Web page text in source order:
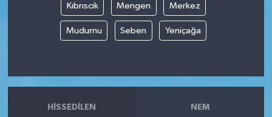
Kıbrıscık Mengen Merkez
Mudurnu Seben Yeniçağa
HISSEDILEN NEM